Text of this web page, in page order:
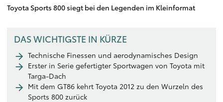
Toyota Sports 800 siegt bei den Legenden im Kleinformat
DAS WICHTIGSTE IN KÜRZE
Technische Finessen und aerodynamisches Design
Erster in Serie gefertigter Sportwagen von Toyota mit
Targa-Dach
Mit dem GT86 kehrt Toyota 2012 zu den Wurzeln des
Sports 800 zurück